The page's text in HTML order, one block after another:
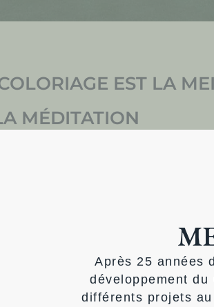
EST LA
MÉDITATION
de coloriage pour adultes. Ce
et de déstresser
encore, il aide à soulager la
Comme l’explique le
Après 25 années
développement
différents projets